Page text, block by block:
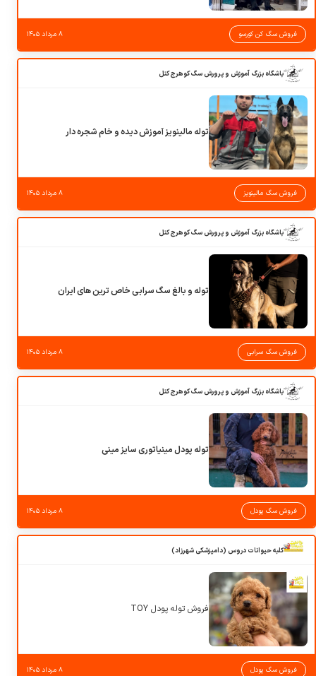
فروش سگ کن کورسو ۸ مرداد ۱۴۰۵
باشگاه بزرگ آموزش و پرورش سگ کوهرج کنل
توله مالینویز آموزش دیده و خام شجره دار
فروش سگ مالینویز ۸ مرداد ۱۴۰۵
باشگاه بزرگ آموزش و پرورش سگ کوهرج کنل
توله و بالغ سگ سرابی خاص ترین های ایران
فروش سگ سرابی ۸ مرداد ۱۴۰۵
باشگاه بزرگ آموزش و پرورش سگ کوهرج کنل
توله پودل مینیاتوری سایز مینی
فروش سگ پودل ۸ مرداد ۱۴۰۵
کلبه حیوانات دروس (دامپزشکی شهرزاد)
فروش توله پودل TOY
فروش سگ پودل ۸ مرداد ۱۴۰۵